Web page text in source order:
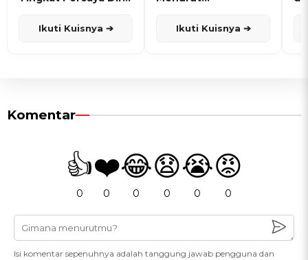
Ikuti Kuisnya ➔ Ikuti Kuisnya ➔
Komentar
👍
0
❤️
0
😂
0
😧
0
😭
0
😡
0
Isi komentar sepenuhnya adalah tanggung jawab pengguna dan